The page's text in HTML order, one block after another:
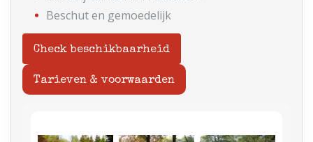
Beschut en gemoedelijk
Check beschikbaarheid
Tarieven & voorwaarden